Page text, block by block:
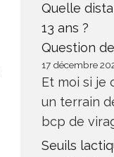
Quelle
13 ans ?
Question
17 décembre
Et moi si je
un terrain
bcp de
Seuils